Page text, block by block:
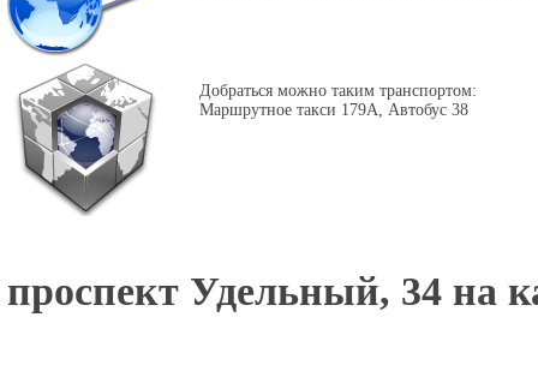
Добраться можно таким транспортом:
Маршрутное такси 179А, Автобус 38
проспект Удельный, 34 на